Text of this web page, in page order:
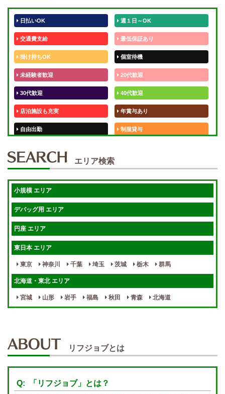
日払いOK 週１日～OK
交通費支給 最低保証あり
掛け持ちOK 個室待機
未経験者歓迎 20代歓迎
30代歓迎 40代歓迎
店泊施設も充実 年賞与あり
自由出勤 制服貸与
短期OK 入店祝金あり
週1～OK 健全店で安心！
指名料100％バック！ 寮完備
女性スタッフがいる！ 終電後店泊OK
かけもちOK 給与保証あり
週1日～OK
エリア検索
小規模 エリア
デバッグ用 エリア
円座 エリア
東日本 エリア
東京 神奈川 千葉 埼玉 茨城 栃木 群馬
北海道・東北 エリア
宮城 山形 岩手 福島 秋田 青森 北海道
静岡
関西 エリア
九州・沖縄 エリア
リフジョブとは
「リフジョブ」とは？